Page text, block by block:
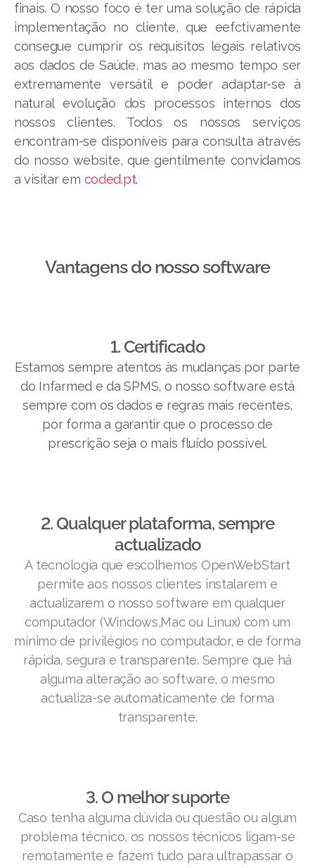
finais. O nosso foco é ter uma solução de rápida
implementação no cliente, que eefctivamente
consegue cumprir os requisitos legais relativos
aos dados de Saúde, mas ao mesmo tempo ser
extremamente versátil e poder adaptar-se à
natural evolução dos processos internos dos
nossos clientes. Todos os nossos serviços
encontram-se disponíveis para consulta através
do nosso website, que gentilmente convidamos
a visitar em coded.pt.
Vantagens do nosso software​
1. Certificado
Estamos sempre atentos às mudanças por parte
do Infarmed e da SPMS, o nosso software está
sempre com os dados e regras mais recentes,
por forma a garantir que o processo de
prescrição seja o mais fluído possível.
2. Qualquer plataforma, sempre
actualizado
A tecnologia que escolhemos OpenWebStart
permite aos nossos clientes instalarem e
actualizarem o nosso software em qualquer
computador (Windows,Mac ou Linux) com um
mínimo de privilégios no computador, e de forma
rápida, segura e transparente. Sempre que há
alguma alteração ao software, o mesmo
actualiza-se automaticamente de forma
transparente.
3. O melhor suporte
Caso tenha alguma dúvida ou questão ou algum
problema técnico, os nossos técnicos ligam-se
remotamente e fazem tudo para ultrapassar o